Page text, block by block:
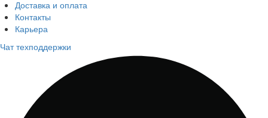
Доставка и оплата
Контакты
Карьера
Чат техподдержки